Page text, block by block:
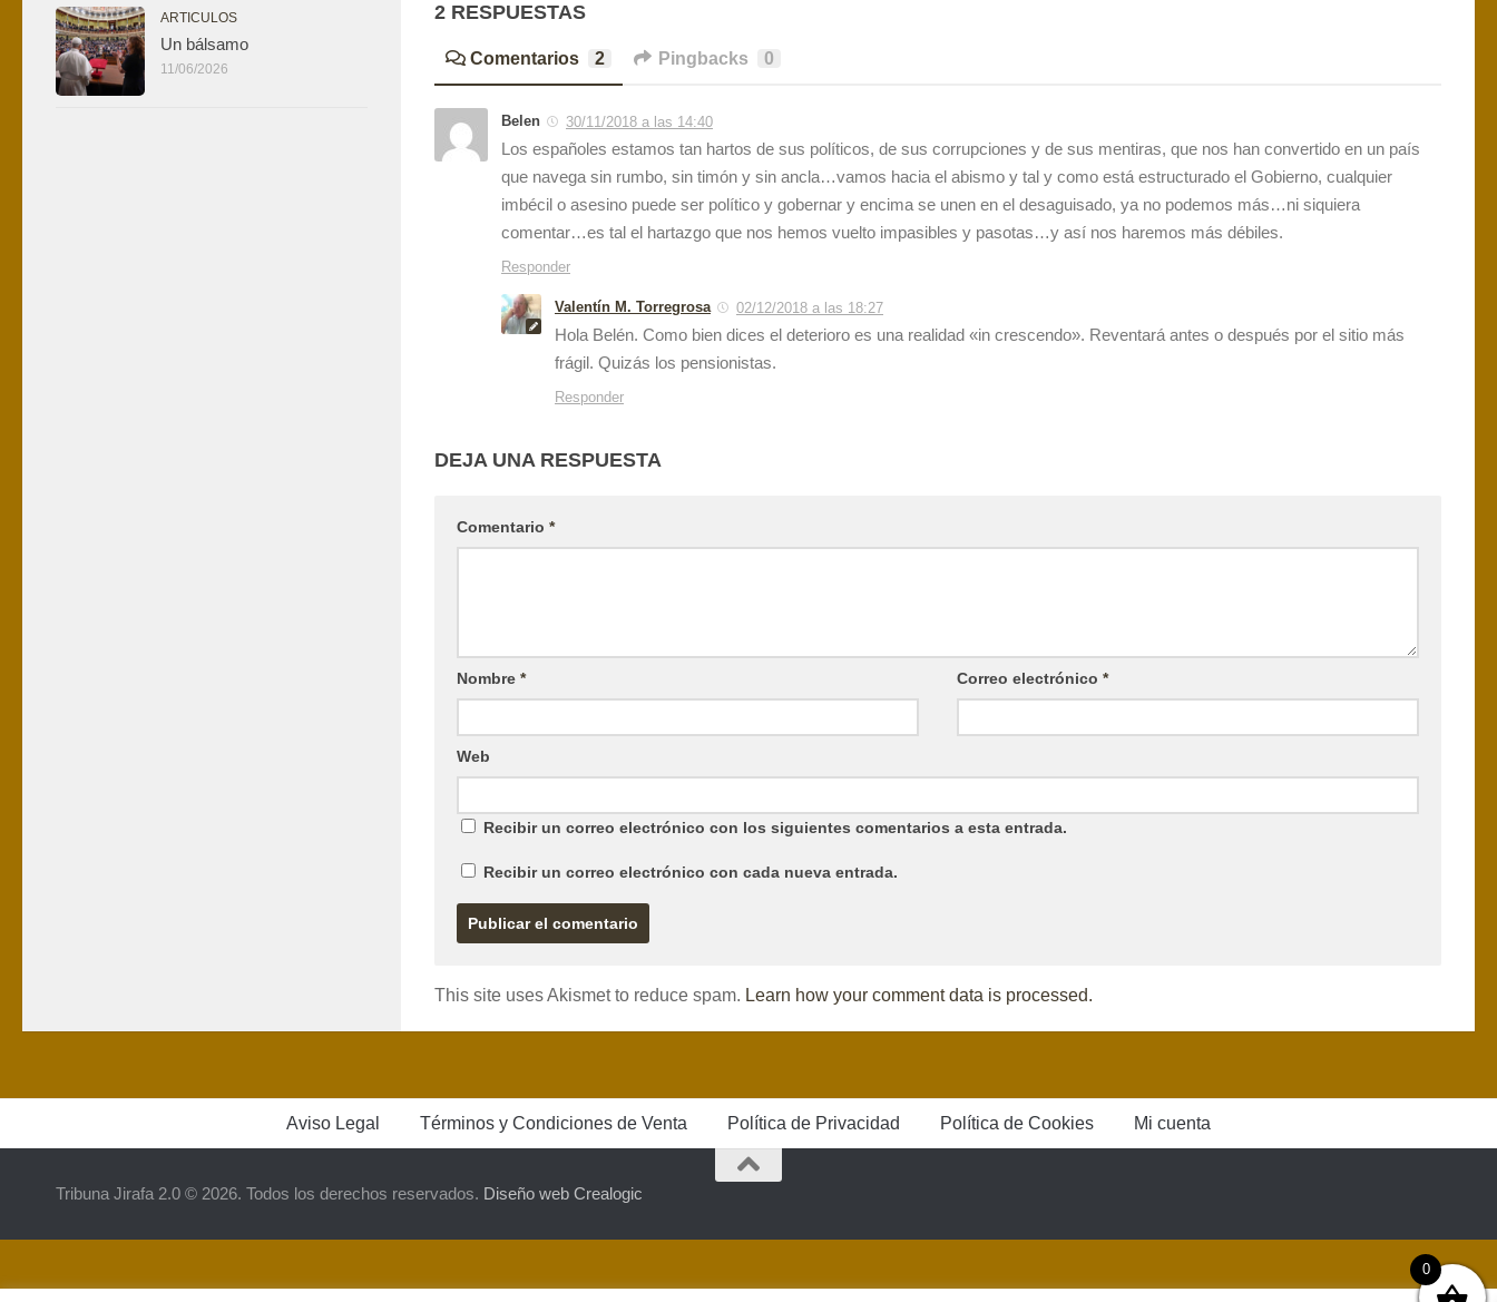
2 RESPUESTAS
Comentarios 2 Pingbacks 0
Belen 30/11/2018 a las 14:40
Los españoles estamos tan hartos de sus políticos, de sus corrupciones y de sus mentiras, que nos han convertido en un país
que navega sin rumbo, sin timón y sin ancla…vamos hacia el abismo y tal y como está estructurado el Gobierno, cualquier
imbécil o asesino puede ser político y gobernar y encima se unen en el desaguisado, ya no podemos más…ni siquiera
comentar…es tal el hartazgo que nos hemos vuelto impasibles y pasotas…y así nos haremos más débiles.
Responder
Valentín M. Torregrosa 02/12/2018 a las 18:27
Hola Belén. Como bien dices el deterioro es una realidad «in crescendo». Reventará antes o después por el sitio más
frágil. Quizás los pensionistas.
Responder
DEJA UNA RESPUESTA
Comentario *
Nombre * Correo electrónico*
Web
Recibir un correo electrónico con los siguientes comentarios a esta entrada.
Recibir un correo electrónico con cada nueva entrada.
This site uses Akismet to reduce spam. Learn how your comment data is processed.
ARTICULOS
Un bálsamo
11/06/2026
Aviso Legal Términos y Condiciones de Venta Política de Privacidad Política de Cookies Mi cuenta
Tribuna Jirafa 2.0 © 2026. Todos los derechos reservados. Diseño web Crealogic
0